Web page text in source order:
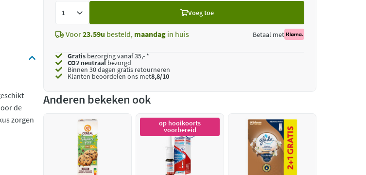
de
zorgen
Voeg toe
Voor23.59u besteld, maandag in huis Betaal met
Gratis bezorging vanaf 35,- *
CO2 neutraalbezorgd
Binnen 30 dagen gratis retourneren
Klanten beoordelen ons met8,8/10
Anderen bekeken ook
op hooikoorts
voorbereid